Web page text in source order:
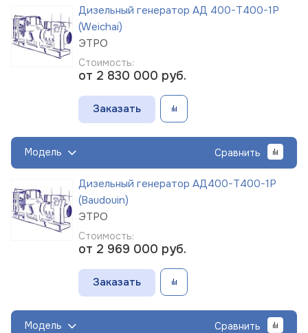
Дизельный генератор АД 400-Т400-1Р
(Weichai)
ЭТРО
Стоимость:
от 2 830 000 руб.
Заказать
Модель Сравнить
Дизельный генератор АД400-Т400-1Р
(Baudouin)
ЭТРО
Стоимость:
от 2 969 000 руб.
Заказать
Модель Сравнить